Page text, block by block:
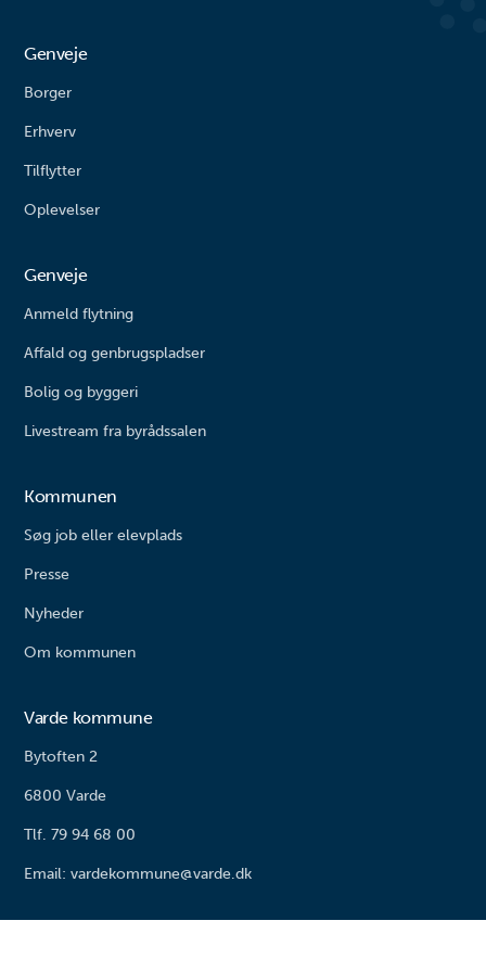
Modtageteam på tlf. 7994 7828.
misbrug og kriminalitet.
Genveje
Borger
Erhverv
Tilflytter
Oplevelser
Genveje
Anmeld flytning
Affald og genbrugspladser
Bolig og byggeri
Livestream fra byrådssalen
Kommunen
Søg job eller elevplads
Presse
Nyheder
Om kommunen
Varde kommune
Bytoften 2
6800 Varde
Tlf. 79 94 68 00
Email: vardekommune@varde.dk